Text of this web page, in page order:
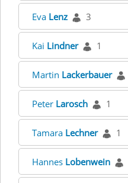
Eva Lenz 3
Kai Lindner 1
Martin Lackerbauer
Peter Larosch 1
Tamara Lechner 1
Hannes Lobenwein